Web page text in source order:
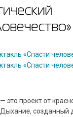
это проект от
созданный